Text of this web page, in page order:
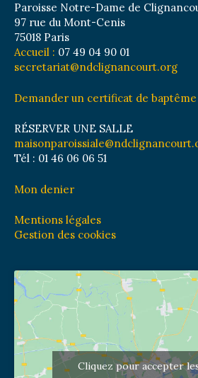
Paroisse Notre-Dame de
97 rue du Mont-Cenis
75018 Paris
Accueil : 07 49 04 90 01
secretariat@ndclignancourt.org
Demander un certificat de baptême
RÉSERVER UNE SALLE
Tél : 01 46 06 06 51
Mon denier
Mentions légales
Gestion des cookies
Cliquez pour accepter